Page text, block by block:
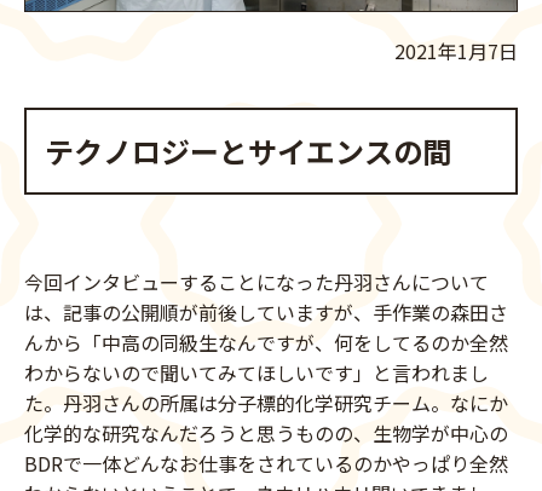
2021年1月7日
テクノロジーとサイエンスの間
今回インタビューすることになった丹羽さんについて
は、記事の公開順が前後していますが、手作業の森田さ
んから「中高の同級生なんですが、何をしてるのか全然
わからないので聞いてみてほしいです」と言われまし
た。丹羽さんの所属は分子標的化学研究チーム。なにか
化学的な研究なんだろうと思うものの、生物学が中心の
BDRで一体どんなお仕事をされているのかやっぱり全然